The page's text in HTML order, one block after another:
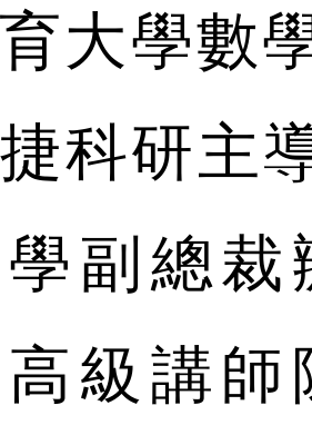
大學數
科研主
副總
級講